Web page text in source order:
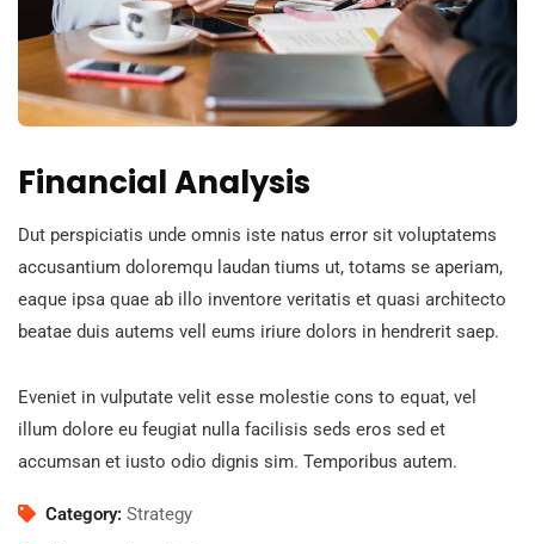
Financial Analysis
Dut perspiciatis unde omnis iste natus error sit voluptatems
accusantium doloremqu laudan tiums ut, totams se aperiam,
eaque ipsa quae ab illo inventore veritatis et quasi architecto
beatae duis autems vell eums iriure dolors in hendrerit saep.
Eveniet in vulputate velit esse molestie cons to equat, vel
illum dolore eu feugiat nulla facilisis seds eros sed et
accumsan et iusto odio dignis sim. Temporibus autem.
Category: Strategy